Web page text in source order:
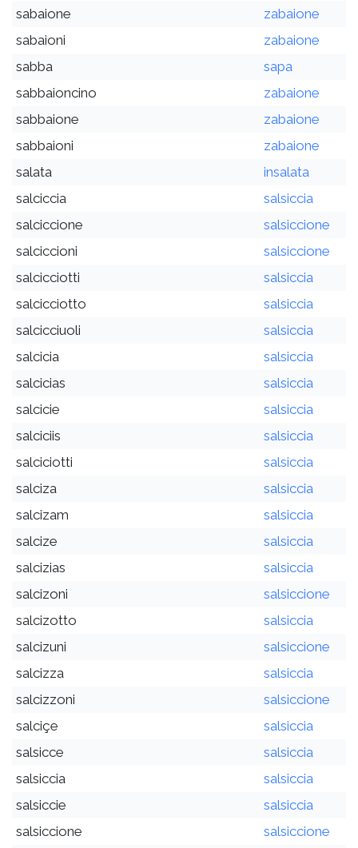
sabaione
zabaione
sabaioni
zabaione
sabba
sapa
sabbaioncino
zabaione
sabbaione
zabaione
sabbaioni
zabaione
salata
insalata
salciccia
salsiccia
salciccione
salsiccione
salciccioni
salsiccione
salcicciotti
salsiccia
salcicciotto
salsiccia
salcicciuoli
salsiccia
salcicia
salsiccia
salcicias
salsiccia
salcicie
salsiccia
salciciis
salsiccia
salciciotti
salsiccia
salciza
salsiccia
salcizam
salsiccia
salcize
salsiccia
salcizias
salsiccia
salcizoni
salsiccione
salcizotto
salsiccia
salcizuni
salsiccione
salcizza
salsiccia
salcizzoni
salsiccione
salciçe
salsiccia
salsicce
salsiccia
salsiccia
salsiccia
salsiccie
salsiccia
salsiccione
salsiccione